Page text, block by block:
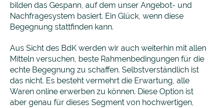
bilden das Gespann, auf dem unser Angebot- und
Nachfragesystem basiert. Ein Glück, wenn diese
Begegnung stattfinden kann.
Aus Sicht des BdK werden wir auch weiterhin mit allen
Mitteln versuchen, beste Rahmenbedingungen für die
echte Begegnung zu schaffen. Selbstverständlich ist
das nicht. Es besteht vermehrt die Erwartung, alle
Waren online erwerben zu können. Diese Option ist
aber genau für dieses Segment von hochwertigen,